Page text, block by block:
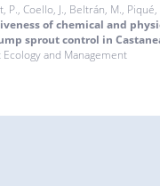
P., Coello, J., Beltrán, M., Piqué,
of chemical and
sprout control in
Ecology and Management